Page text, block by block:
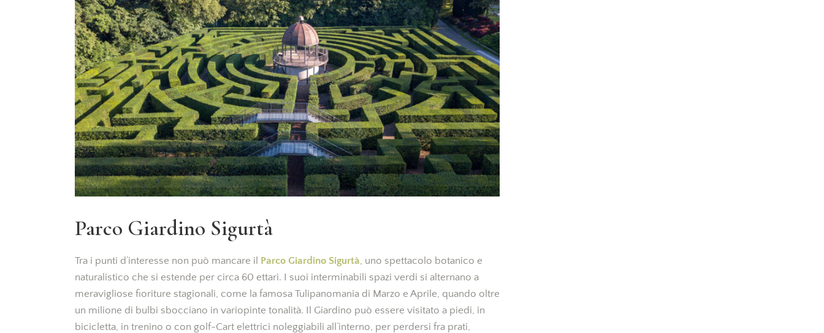
Parco Giardino Sigurtà
Tra i punti d’interesse non può mancare il Parco Giardino Sigurtà , uno spettacolo botanico e
naturalistico che si estende per circa 60 ettari. I suoi interminabili spazi verdi si alternano a
meravigliose fioriture stagionali, come la famosa Tulipanomania di Marzo e Aprile, quando oltre
un milione di bulbi sbocciano in variopinte tonalità. Il Giardino può essere visitato a piedi, in
bicicletta, in trenino o con golf-Cart elettrici noleggiabili all’interno, per perdersi fra prati,